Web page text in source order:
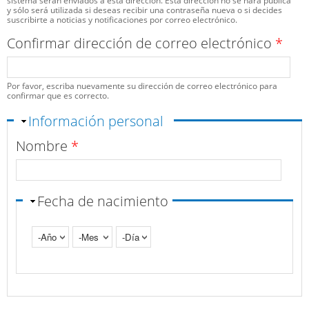
y sólo será utilizada si deseas recibir una contraseña nueva o si decides
suscribirte a noticias y notificaciones por correo electrónico.
Confirmar dirección de correo electrónico *
Por favor, escriba nuevamente su dirección de correo electrónico para
confirmar que es correcto.
Ocultar
Información personal
Nombre *
Fecha de nacimiento
Año
Mes Día